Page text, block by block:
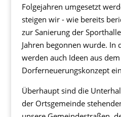
Folgejahren umgesetzt
steigen wir - wie bereits
zur Sanierung der
Jahren begonnen wurde. In
werden auch Ideen aus
Dorferneuerungskonzept
Überhaupt sind die
der Ortsgemeinde